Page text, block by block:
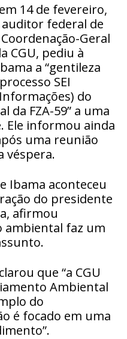
14 de fevereiro,
auditor federal de
Geral
CGU, pediu à
a “gentileza
SEI
do
da FZA-59” a uma
Ele informou ainda
uma reunião
véspera.
Ibama aconteceu
do presidente
afirmou
ambiental faz um
que “a CGU
Ambiental
do
é focado em uma